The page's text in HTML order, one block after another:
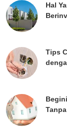
Hal
Tips